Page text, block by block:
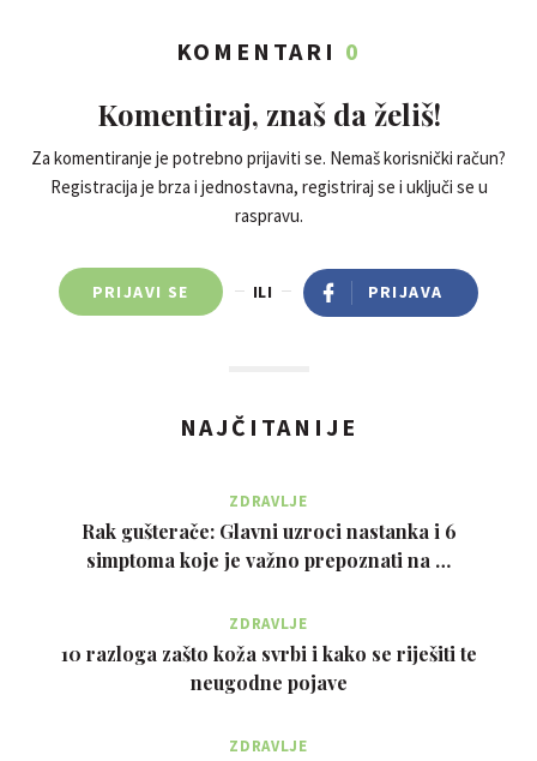
KOMENTARI 0
Komentiraj, znaš da želiš!
Za komentiranje je potrebno prijaviti se. Nemaš korisnički račun?
Registracija je brza i jednostavna, registriraj se i uključi se u
raspravu.
PRIJAVI SE ILI PRIJAVA
NAJČITANIJE
ZDRAVLJE
Rak gušterače: Glavni uzroci nastanka i 6
simptoma koje je važno prepoznati na …
ZDRAVLJE
10 razloga zašto koža svrbi i kako se riješiti te
neugodne pojave
ZDRAVLJE